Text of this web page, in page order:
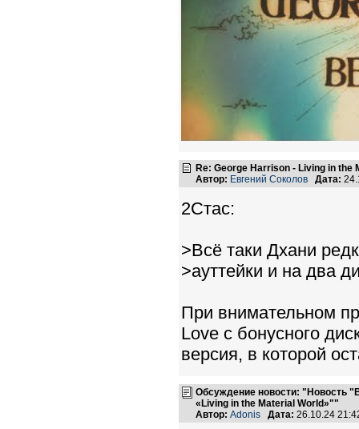
Re: George Harrison - Living in the
Автор: Евгений Соколов Дата:
2Стас:
>Всё таки Дхани
>ауттейки и на два
При внимательном
Love с бонусного
версия, в которой
Обсуждение новости: "Новость
«Living in the Material World»""
Автор: Adonis Дата: 26.10.24